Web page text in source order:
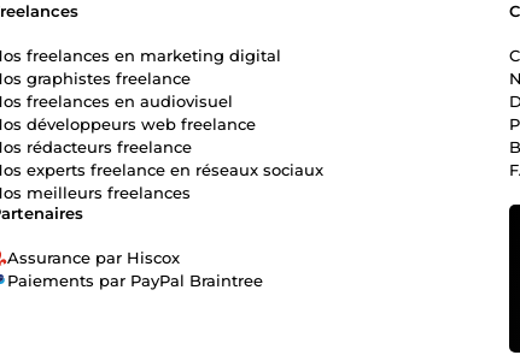
Assurance par Hiscox
Paiements par PayPal Braintree
freelances en marketing digital
graphistes freelance
freelances en audiovisuel
développeurs web freelance
rédacteurs freelance
experts freelance en réseaux sociaux
meilleurs freelances